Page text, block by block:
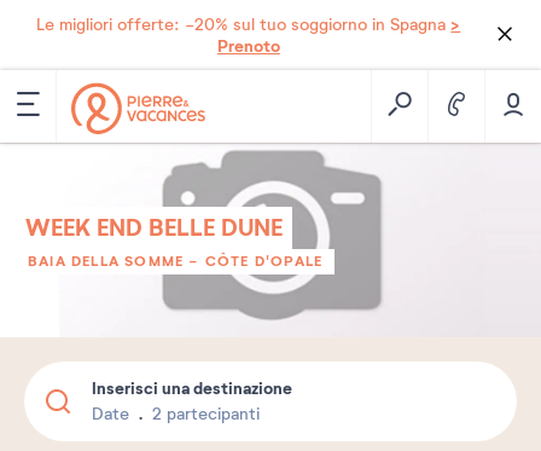
Le migliori offerte: -20% sul tuo soggiorno in Spagna >
Prenoto
WEEK END BELLE DUNE
BAIA DELLA SOMME - CÔTE D'OPALE
Inserisci una destinazione
Date 2 partecipanti